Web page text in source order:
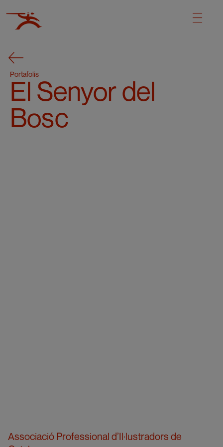
Portafolis
El Senyor del
Bosc
Associació Professional d’Il·lustradors de